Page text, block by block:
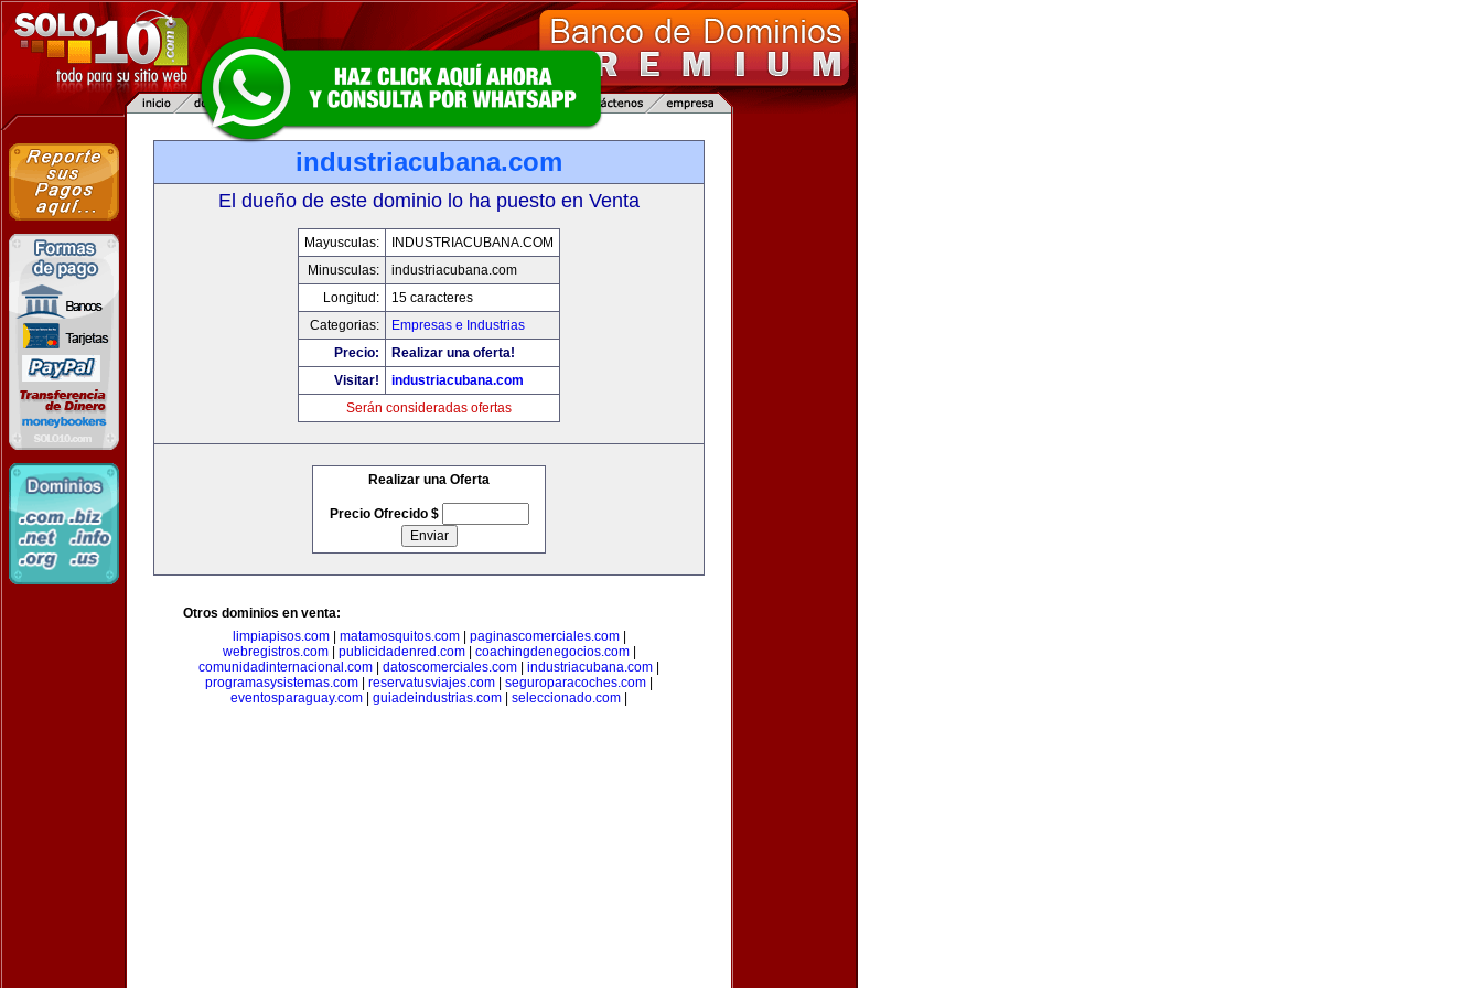
industriacubana.com
El dueño de este dominio lo ha puesto en Venta
Mayusculas:
INDUSTRIACUBANA.COM
Minusculas:
industriacubana.com
Longitud:
15 caracteres
Categorias:
Empresas e Industrias
Precio:
Realizar una oferta!
Visitar!
industriacubana.com
Serán consideradas ofertas
Realizar una Oferta
Precio Ofrecido $
Otros dominios en venta:
limpiapisos.com| matamosquitos.com| paginascomerciales.com|
webregistros.com| publicidadenred.com| coachingdenegocios.com|
comunidadinternacional.com
datoscomerciales.com industriacubana.com
programasysistemas.com
reservatusviajes.com seguroparacoches.com
eventosparaguay.com
guiadeindustrias.com seleccionado.com